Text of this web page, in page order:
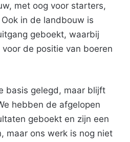
met oog voor starters,
in de landbouw is
geboekt, waarbij
de positie van boeren
basis gelegd, maar blijft
hebben de afgelopen
geboekt en zijn een
maar ons werk is nog niet